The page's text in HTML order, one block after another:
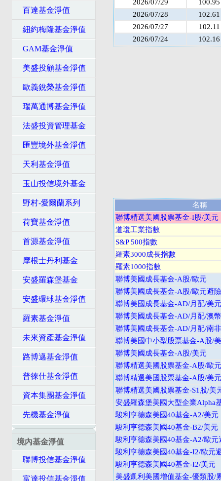
百達基金淨值
紐約梅隆基金淨值
GAM基金淨值
美盛投顧基金淨值
歐義銳榮基金淨值
瑞萬通博基金淨值
法盛投資管理基金
匯豐境外基金淨值
天利基金淨值
玉山投信境外基金
野村-愛爾蘭系列
荷寶基金淨值
首源基金淨值
摩根士丹利基金
安盛羅森堡基金
安盛環球基金淨值
羅素基金淨值
未來資產基金淨值
路博邁基金淨值
普徠仕基金淨值
資本集團基金淨值
先機基金淨值
境內基金淨值
聯博投信基金淨值
富達投信基金淨值
2026/07/29
100.95
2026/07/28
102.61
2026/07/27
102.11
2026/07/24
102.16
名稱
聯博精選美國股票基金-I股/美元
道瓊工業指數
S&P 500指數
羅素3000成長指數
羅素1000指數
聯博美國成長基金-A股/歐元
聯博美國成長基金-A股/歐元避險
聯博美國成長基金-AD/月配/美元
聯博美國成長基金-AD/月配/澳
聯博美國成長基金-AD/月配/南
聯博美國中小型股票基金-A股/
聯博美國成長基金-A股/美元
聯博精選美國股票基金-A股/歐元
聯博精選美國股票基金-A股/美元
聯博精選美國股票基金-S1股/美
安盛羅森堡美國大型企業Alpha
駿利亨德森美國40基金-A2/美元
駿利亨德森美國40基金-B2/美元
駿利亨德森美國40基金-A2/歐元
駿利亨德森美國40基金-I2/歐元
駿利亨德森美國40基金-I2/美元
美盛凱利美國增值基金-優類股/